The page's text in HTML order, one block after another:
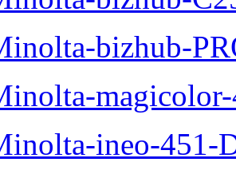
bizhub-
ineo-451-